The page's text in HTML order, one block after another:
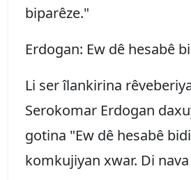
biparêze."
Erdogan: Ew dê hesabê
Li ser îlankirina
Serokomar Erdogan
gotina "Ew dê hesabê
komkujiyan xwar. Di